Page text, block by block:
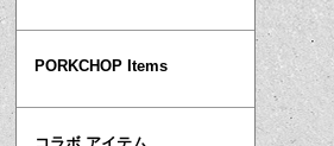
PORKCHOP Items